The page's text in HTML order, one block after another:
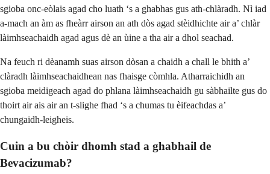
sgioba onc-eòlais agad cho luath ‘s a ghabhas gus ath-chlàradh. Nì iad
a-mach an àm as fheàrr airson an ath dòs agad stèidhichte air a’ chlàr
làimhseachaidh agad agus dè an ùine a tha air a dhol seachad.
Na feuch ri dèanamh suas airson dòsan a chaidh a chall le bhith a’
clàradh làimhseachaidhean nas fhaisge còmhla. Atharraichidh an
sgioba meidigeach agad do phlana làimhseachaidh gu sàbhailte gus do
thoirt air ais air an t-slighe fhad ‘s a chumas tu èifeachdas a’
chungaidh-leigheis.
Cuin a bu chòir dhomh stad a ghabhail de
Bevacizumab?